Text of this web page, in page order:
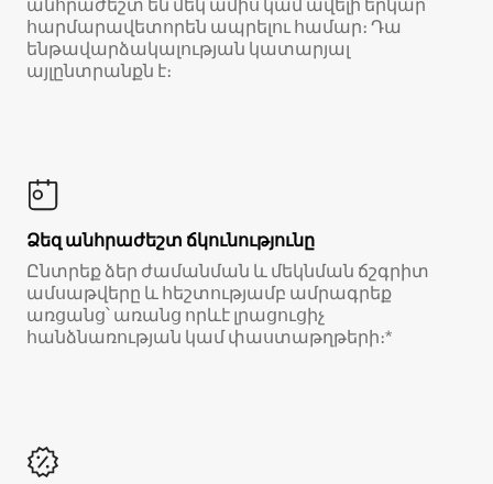
անհրաժեշտ են մեկ ամիս կամ ավելի երկար
հարմարավետորեն ապրելու համար։ Դա
ենթավարձակալության կատարյալ
այլընտրանքն է։
Ձեզ անհրաժեշտ ճկունությունը
Ընտրեք ձեր ժամանման և մեկնման ճշգրիտ
ամսաթվերը և հեշտությամբ ամրագրեք
առցանց՝ առանց որևէ լրացուցիչ
հանձնառության կամ փաստաթղթերի։*